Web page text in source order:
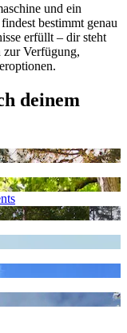
und ein
bestimmt genau
erfüllt – dir steht
Verfügung,
deinem